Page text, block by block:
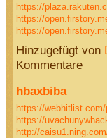
https://
https://
https://
Hinzugefügt von
Kommentare
hbaxbiba
https://
https://
http://